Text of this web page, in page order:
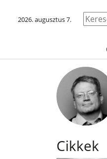
2026. augusztus 7.
Cikkek